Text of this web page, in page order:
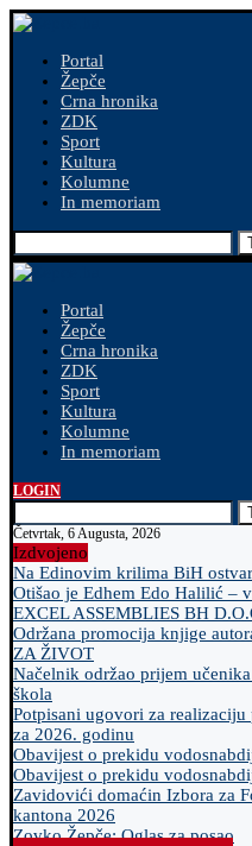
Portal
Žepče
Crna hronika
ZDK
Sport
Kultura
Kolumne
In memoriam
Portal
Žepče
Crna hronika
ZDK
Sport
Kultura
Kolumne
In memoriam
LOGIN
Četvrtak, 6 Augusta, 2026
Izdvojeno
Na Edinovim krilima BiH
Otišao je Edhem Edo Halilić –
EXCEL ASSEMBLIES BH
Održana promocija knjige
ZA ŽIVOT
Načelnik održao prijem
škola
Potpisani ugovori za realizaciju
za 2026. godinu
Obavijest o prekidu
Obavijest o prekidu
Zavidovići domaćin Izbora za
kantona 2026
Zovko Žepče: Oglas za posao